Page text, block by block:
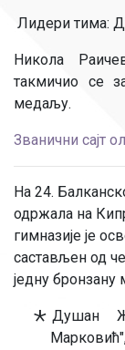
Лидери тима:
Никола
такмичио се
медаљу.
Званични сајт
На 24.
одржала на
гимназије је
састављен од
једну бронзану
Душан